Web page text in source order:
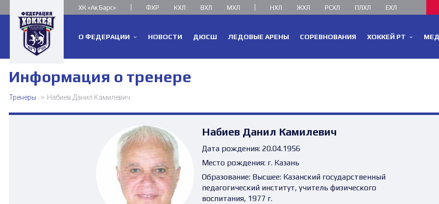
ХК «Ак Барс» ФХР КХЛ ВХЛ МХЛ НХЛ ЖХЛ РСХЛ ПЛХЛ ЕХЛ
О ФЕДЕРАЦИИ НОВОСТИ ДЮСШ ЛЕДОВЫЕ АРЕНЫ СОРЕВНОВАНИЯ ХОККЕЙ РТ
Информация о тренере
Тренеры Набиев Данил Камилевич
Набиев Данил Камилевич
Дата рождения:20.04.1956
Место рождения:г. Казань
Образование:Высшее: Казанский государственный
педагогический институт, учитель физического
воспитания, 1977 г.